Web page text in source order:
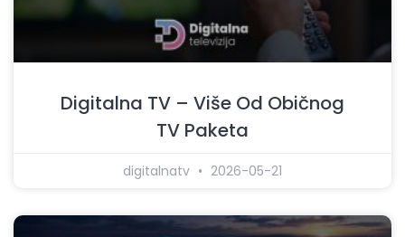
Digitalna TV – Više Od Običnog
TV Paketa
digitalnatv 2026-05-21